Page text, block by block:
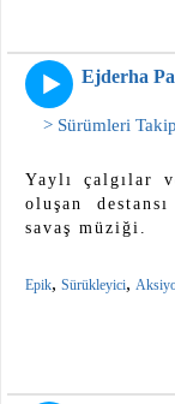
Ejderha
> Sürümleri
Yaylı çalgılar
oluşan
savaş müziği.
Epik, Sürükleyici,